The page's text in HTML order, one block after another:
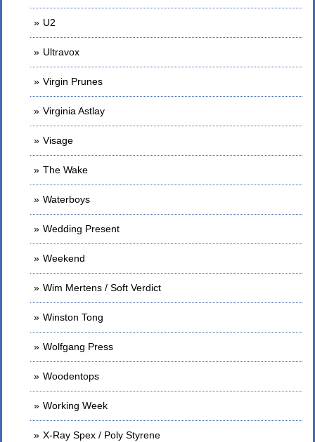
U2
Ultravox
Virgin Prunes
Virginia Astlay
Visage
The Wake
Waterboys
Wedding Present
Weekend
Wim Mertens / Soft Verdict
Winston Tong
Wolfgang Press
Woodentops
Working Week
X-Ray Spex / Poly Styrene